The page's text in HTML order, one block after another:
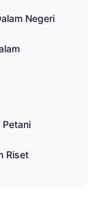
Negeri
Petani
Riset